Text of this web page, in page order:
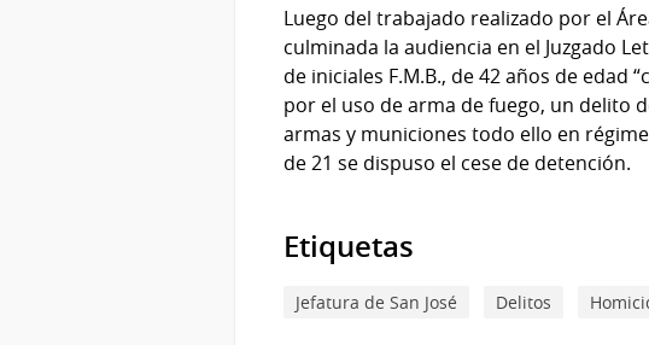
Luego del trabajado realizado por el
culminada la audiencia en el Juzgado
de iniciales F.M.B., de 42 años de
por el uso de arma de fuego, un delito
armas y municiones todo ello en
de 21 se dispuso el cese de detención.
Etiquetas
Jefatura de San José Delitos